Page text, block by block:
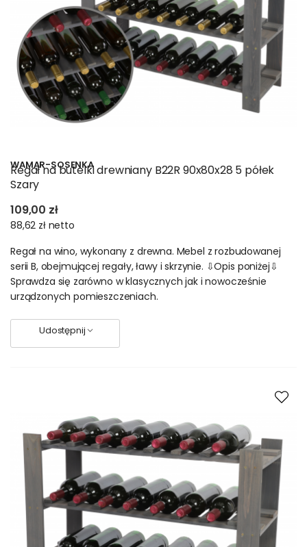
WAMAR-SOSENKA
Regał na butelki drewniany B22R 90x80x28 5 półek
Szary
109,00 zł
88,62 zł netto
Regał na wino, wykonany z drewna. Mebel z rozbudowanej
serii B, obejmującej regały, ławy i skrzynie. ⇩Opis poniżej⇩
Sprawdza się zarówno w klasycznych jak i nowocześnie
urządzonych pomieszczeniach.
Udostępnij